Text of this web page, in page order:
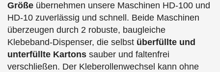
Größe übernehmen unsere Maschinen HD-100 und
HD-10 zuverlässig und schnell. Beide Maschinen
überzeugen durch 2 robuste, baugleiche
Klebeband-Dispenser, die selbst überfüllte und
unterfüllte Kartons sauber und faltenfrei
verschließen. Der Kleberollenwechsel kann ohne